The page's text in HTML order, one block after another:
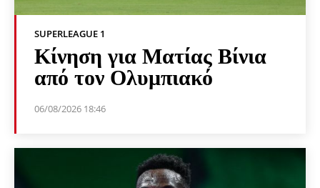
SUPERLEAGUE 1
Κίνηση για Ματίας Βίνια
από τον Ολυμπιακό
06/08/2026 18:46